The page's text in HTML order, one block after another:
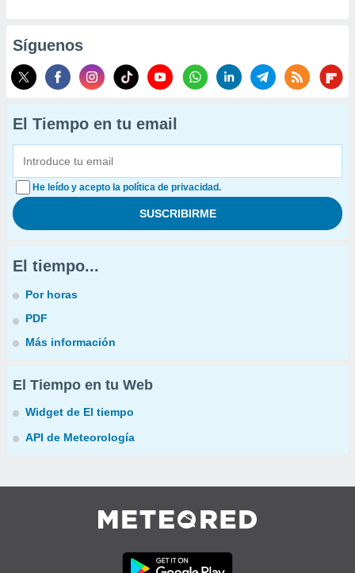
Síguenos
El Tiempo en tu email
He leído y acepto la política de privacidad.
El tiempo...
Por horas
PDF
Más información
El Tiempo en tu Web
Widget de El tiempo
API de Meteorología